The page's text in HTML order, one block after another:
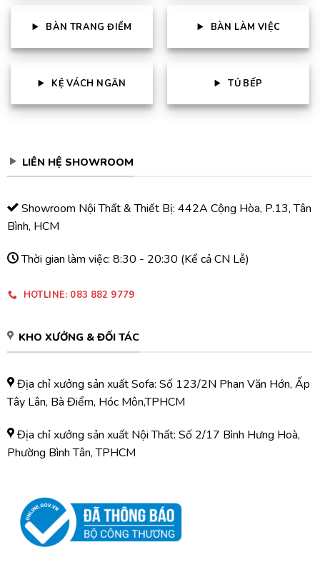
BÀN TRANG ĐIỂM BÀN LÀM VIỆC
KỆ VÁCH NGĂN TỦ BẾP
LIÊN HỆ SHOWROOM
Showroom Nội Thất & Thiết Bị: 442A Cộng Hòa, P.13, Tân
Bình, HCM
Thời gian làm việc: 8:30 - 20:30 (Kể cả CN Lễ)
HOTLINE: 083 882 9779
KHO XƯỞNG & ĐỐI TÁC
Địa chỉ xưởng sản xuất Sofa: Số 123/2N Phan Văn Hớn, Ấp
Tây Lân, Bà Điểm, Hóc Môn,TPHCM
Địa chỉ xưởng sản xuất Nội Thất: Số 2/17 Bình Hưng Hoà,
Phường Bình Tân, TPHCM